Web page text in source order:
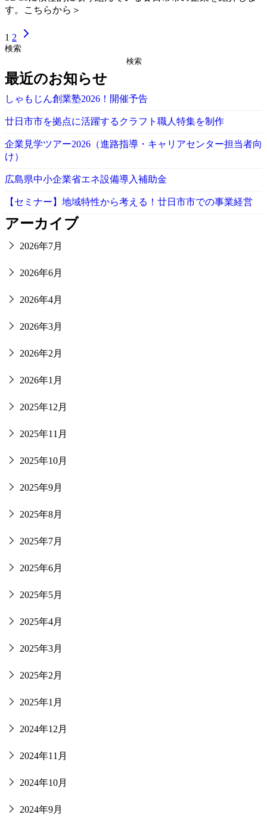
す。こちらから＞
1 2
検索
検索
最近のお知らせ
しゃもじん創業塾2026！開催予告
廿日市市を拠点に活躍するクラフト職人特集を制作
企業見学ツアー2026（進路指導・キャリアセンター担当者向
け）
広島県中小企業省エネ設備導入補助金
【セミナー】地域特性から考える！廿日市市での事業経営
アーカイブ
2026年7月
2026年6月
2026年4月
2026年3月
2026年2月
2026年1月
2025年12月
2025年11月
2025年10月
2025年9月
2025年8月
2025年7月
2025年6月
2025年5月
2025年4月
2025年3月
2025年2月
2025年1月
2024年12月
2024年11月
2024年10月
2024年9月